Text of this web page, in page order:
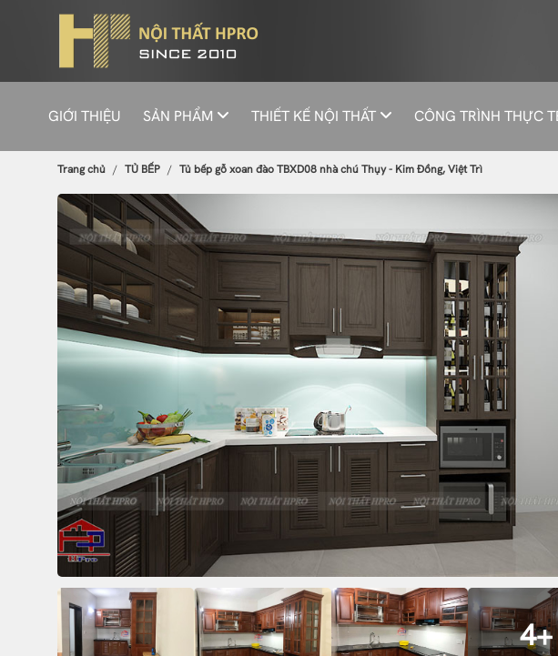
GIỚI THIỆU SẢN PHẨM THIẾT KẾ NỘI THẤT CÔNG TRÌNH THỰC
Trang chủ TỦ BẾP Tủ bếp gỗ xoan đào TBXD08 nhà chú Thụy - Kim Đồng, Việt Trì
4+